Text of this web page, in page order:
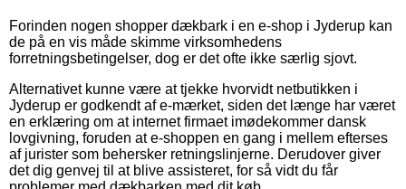
Forinden nogen shopper dækbark i en e-shop i Jyderup kan
de på en vis måde skimme virksomhedens
forretningsbetingelser, dog er det ofte ikke særlig sjovt.
Alternativet kunne være at tjekke hvorvidt netbutikken i
Jyderup er godkendt af e-mærket, siden det længe har været
en erklæring om at internet firmaet imødekommer dansk
lovgivning, foruden at e-shoppen en gang i mellem efterses
af jurister som behersker retningslinjerne. Derudover giver
det dig genvej til at blive assisteret, for så vidt du får